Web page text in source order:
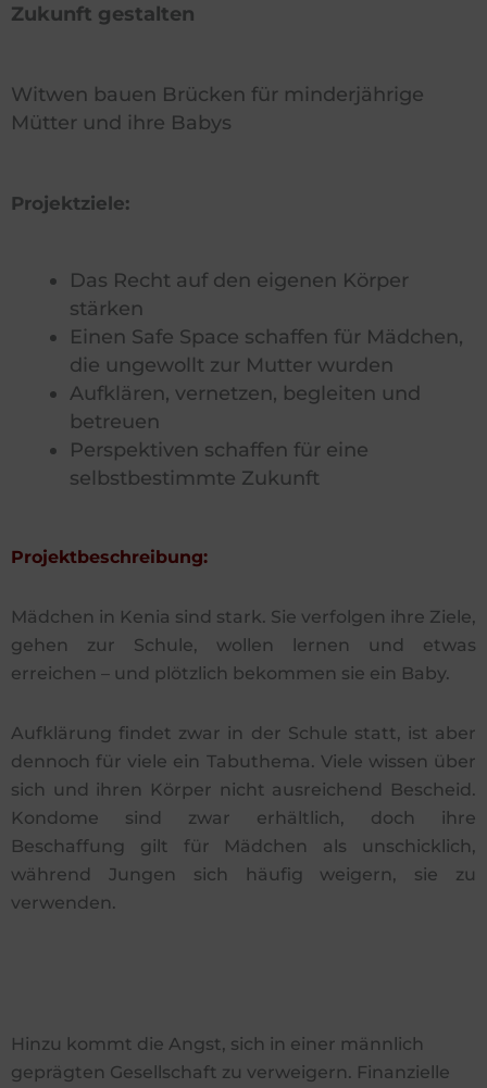
Zukunft gestalten
Witwen bauen Brücken für minderjährige
Mütter und ihre Babys
Projektziele:
Das Recht auf den eigenen Körper
stärken
Einen Safe Space schaffen für Mädchen,
die ungewollt zur Mutter wurden
Aufklären, vernetzen, begleiten und
betreuen
Perspektiven schaffen für eine
selbstbestimmte Zukunft
Projektbeschreibung:
Mädchen in Kenia sind stark. Sie verfolgen ihre Ziele,
gehen zur Schule, wollen lernen und etwas
erreichen – und plötzlich bekommen sie ein Baby.
Aufklärung findet zwar in der Schule statt, ist aber
dennoch für viele ein Tabuthema. Viele wissen über
sich und ihren Körper nicht ausreichend Bescheid.
Kondome sind zwar erhältlich, doch ihre
Beschaffung gilt für Mädchen als unschicklich,
während Jungen sich häufig weigern, sie zu
verwenden.
Hinzu kommt die Angst, sich in einer männlich
geprägten Gesellschaft zu verweigern. Finanzielle